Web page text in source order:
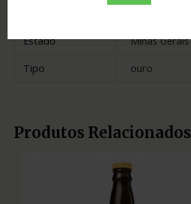
Estado
Minas Gerais
Tipo
ouro
Produtos Relacionados